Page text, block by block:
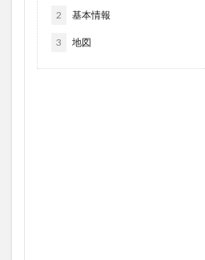
2 基本情報
3 地図